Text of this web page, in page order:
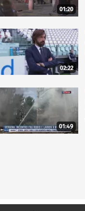
01:20
02:22
01:49